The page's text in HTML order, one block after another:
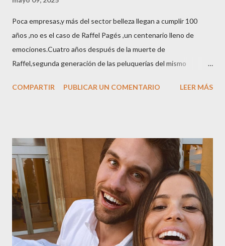
Poca empresas,y más del sector belleza llegan a cumplir 100
años ,no es el caso de Raffel Pagés ,un centenario lleno de
emociones.Cuatro años después de la muerte de
Raffel,segunda generación de las peluquerías del mismo
sector en una cena de reconocimiento.Sus hijas Carolina (CEO
peluquería del grupo.Justo hace unos días Carol Pagés nos
contaba detalles del homenaje en Actualida Rosa en RCE
radio,en el programa que presento todos los jueves de 17 a 18
horas . Carolina y Quionia Pagés Carolina Pagés La cita ,en el
Museu Marítim de BCN ,en las Drassanes reunió a figuras
destacadas del sector,así como clientes, autoridades y medios
de comunicación, en una velada inolvidable bajo el lema “Cien
COMPARTIR PUBLICAR UN COMENTARIO LEER MÁS